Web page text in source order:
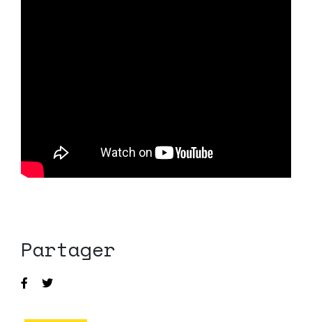
Partager